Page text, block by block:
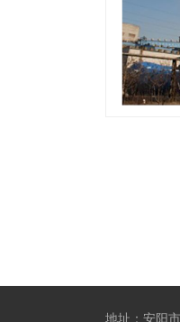
地址：安阳